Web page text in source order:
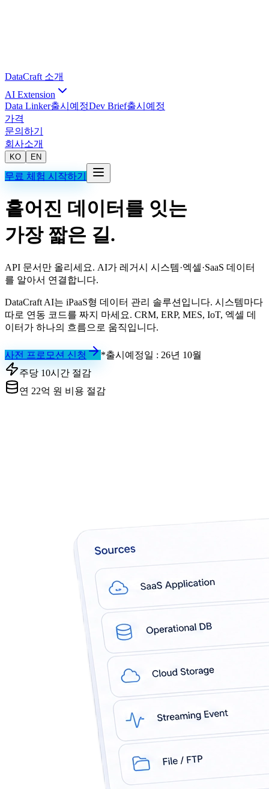
DataCraft 소개
AI Extension
Data Linker출시예정Dev Brief출시예정
가격
문의하기
회사소개
KO EN
무료 체험 시작하기
흩어진 데이터를 잇는
가장 짧은 길.
API 문서만 올리세요. AI가 레거시 시스템·엑셀·SaaS 데이터
를 알아서 연결합니다.
DataCraft AI는 iPaaS형 데이터 관리 솔루션입니다. 시스템마다
따로 연동 코드를 짜지 마세요. CRM, ERP, MES, IoT, 엑셀 데
이터가 하나의 흐름으로 움직입니다.
사전 프로모션 신청
*출시예정일 : 26년 10월
주당 10시간 절감
연 22억 원 비용 절감